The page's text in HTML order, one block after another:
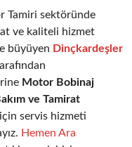
Tamiri sektöründe
ve kaliteli hizmet
büyüyen Dinçkardeşler
Motor Bobinaj
ve Tamirat
için servis hizmeti
Hemen Ara